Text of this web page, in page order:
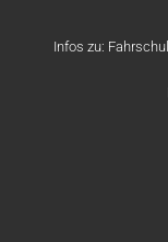
Infos zu: